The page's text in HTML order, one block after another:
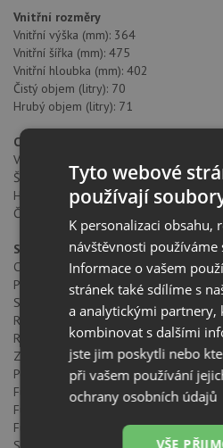
Vnitřní rozměry
Vnitřní výška (mm): 364
Vnitřní šířka (mm): 475
Vnitřní hloubka (mm): 402
Čistý objem (litry): 70
Hrubý objem (litry): 71
Celkové rozměry
Výška produktu (mm): 595
Šířka produktu (mm): 595
Hloubka produktu (mm): 537+22
Čistá hmotnost (kg): 34
Specifické vlastnosti
Certifikáty: CE / N / CCA / CB / EAC
Počet komor: 1
Smaltovaný interiér: ANO
Regulátor min. teploty (°C): 50
Regulátor max. teploty (°C): 250
Způsob ovládání: 11+0
Počet pečících funkcí: 8
Funkce horní + spodní těleso: ANO
Funkce Gril: ANO
Funkce MaxiGril: ANO
Tyto webové
používají
K personalizaci obsahu,
návštěvnosti
Informace o vašem
stránek také sdílíme s
a analytickými partnery,
kombinovat s dalšími
jste jim poskytli nebo
při vašem používání
ochrany osobních údajů
VŠE